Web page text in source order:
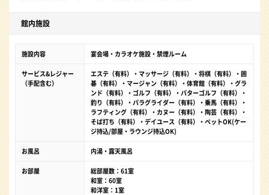
館内施設
施設内容 宴会場・カラオケ施設・禁煙ルーム
サービス&レジャー
（手配含む）
エステ（有料）・マッサージ（有料）・将棋（有料）・囲
碁（有料）・マージャン（有料）・体育館（有料）・グラ
ンド（有料）・ゴルフ（有料）・パターゴルフ（有料）・
釣り（有料）・パラグライダー（有料）・乗馬（有料）・
ラフティング（有料）・カヌー（有料）・陶芸（有料）・
そば打ち（有料）・デイユース（有料）・ペットOK(ケー
ジ持込/部屋・ラウンジ持込OK)
お風呂 内湯・露天風呂
お部屋
総部屋数：61室
和室：60室
和洋室：1室